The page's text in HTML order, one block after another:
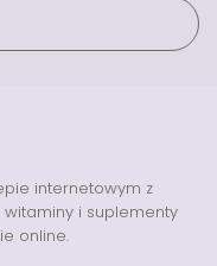
internetowym z
i suplementy
online.